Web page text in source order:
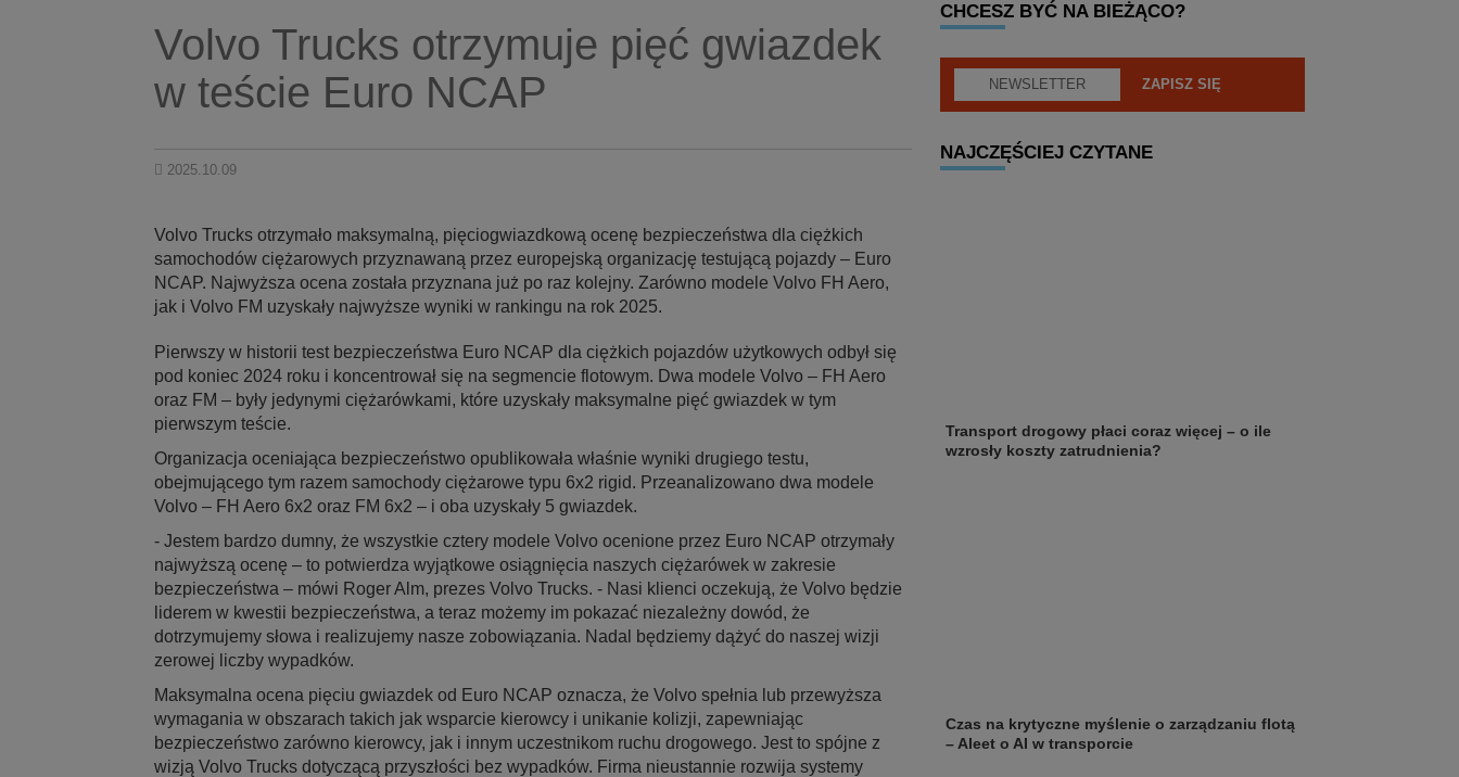
Volvo Trucks otrzymuje pięć gwiazdek
w teście Euro NCAP
2025.10.09
Volvo Trucks otrzymało maksymalną, pięciogwiazdkową ocenę bezpieczeństwa dla ciężkich
samochodów ciężarowych przyznawaną przez europejską organizację testującą pojazdy – Euro
NCAP. Najwyższa ocena została przyznana już po raz kolejny. Zarówno modele Volvo FH Aero,
jak i Volvo FM uzyskały najwyższe wyniki w rankingu na rok 2025.
Pierwszy w historii test bezpieczeństwa Euro NCAP dla ciężkich pojazdów użytkowych odbył się
pod koniec 2024 roku i koncentrował się na segmencie flotowym. Dwa modele Volvo – FH Aero
oraz FM – były jedynymi ciężarówkami, które uzyskały maksymalne pięć gwiazdek w tym
pierwszym teście.
Organizacja oceniająca bezpieczeństwo opublikowała właśnie wyniki drugiego testu,
obejmującego tym razem samochody ciężarowe typu 6x2 rigid. Przeanalizowano dwa modele
Volvo – FH Aero 6x2 oraz FM 6x2 – i oba uzyskały 5 gwiazdek.
- Jestem bardzo dumny, że wszystkie cztery modele Volvo ocenione przez Euro NCAP otrzymały
najwyższą ocenę – to potwierdza wyjątkowe osiągnięcia naszych ciężarówek w zakresie
bezpieczeństwa – mówi Roger Alm, prezes Volvo Trucks. - Nasi klienci oczekują, że Volvo będzie
liderem w kwestii bezpieczeństwa, a teraz możemy im pokazać niezależny dowód, że
dotrzymujemy słowa i realizujemy nasze zobowiązania. Nadal będziemy dążyć do naszej wizji
zerowej liczby wypadków.
Maksymalna ocena pięciu gwiazdek od Euro NCAP oznacza, że Volvo spełnia lub przewyższa
wymagania w obszarach takich jak wsparcie kierowcy i unikanie kolizji, zapewniając
bezpieczeństwo zarówno kierowcy, jak i innym uczestnikom ruchu drogowego. Jest to spójne z
wizją Volvo Trucks dotyczącą przyszłości bez wypadków. Firma nieustannie rozwija systemy
CHCESZ BYĆ NA BIEŻĄCO?
NAJCZĘŚCIEJ CZYTANE
Transport drogowy płaci coraz więcej – o ile
wzrosły koszty zatrudnienia?
Czas na krytyczne myślenie o zarządzaniu flotą
– Aleet o AI w transporcie